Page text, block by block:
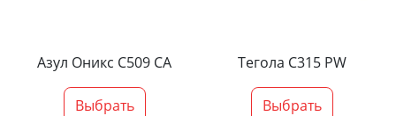
Азул Оникс С509 СА
Выбрать
Тегола С315 PW
Выбрать